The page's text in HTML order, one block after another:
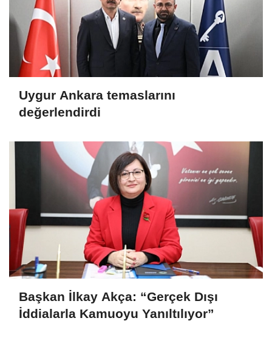
Uygur Ankara temaslarını
değerlendirdi
Başkan İlkay Akça: “Gerçek Dışı
İddialarla Kamuoyu Yanıltılıyor”